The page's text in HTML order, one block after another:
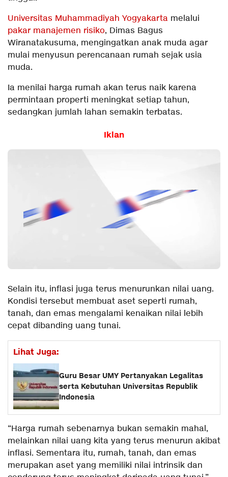
Universitas Muhammadiyah Yogyakarta melalui
pakar manajemen risiko, Dimas Bagus
Wiranatakusuma, mengingatkan anak muda agar
mulai menyusun perencanaan rumah sejak usia
muda.
Ia menilai harga rumah akan terus naik karena
permintaan properti meningkat setiap tahun,
sedangkan jumlah lahan semakin terbatas.
Iklan
Selain itu, inflasi juga terus menurunkan nilai uang.
Kondisi tersebut membuat aset seperti rumah,
tanah, dan emas mengalami kenaikan nilai lebih
cepat dibanding uang tunai.
Lihat Juga:
Guru Besar UMY Pertanyakan Legalitas
serta Kebutuhan Universitas Republik
Indonesia
“Harga rumah sebenarnya bukan semakin mahal,
melainkan nilai uang kita yang terus menurun akibat
inflasi. Sementara itu, rumah, tanah, dan emas
merupakan aset yang memiliki nilai intrinsik dan